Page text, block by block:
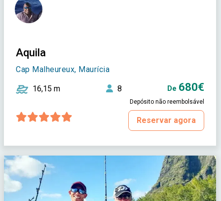
Aquila
Cap Malheureux, Maurícia
16,15 m 8 De 680€
Depósito não reembolsável
Reservar agora